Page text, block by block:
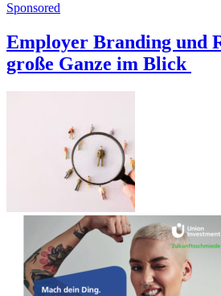
Sponsored
Employer Branding und
große Ganze im Blick